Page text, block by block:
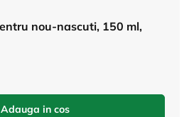
nou-nascuti, 150 ml,
Adauga in cos